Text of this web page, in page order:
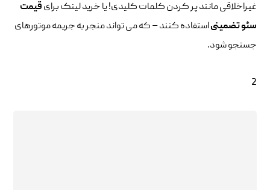
غیراخلاقی مانند پر کردن کلمات کلیدی! یا خرید لینک برایقیمت
سئو تضمینیاستفاده کنند – که می تواند منجر به جریمه موتورهای
جستجو شود.
2